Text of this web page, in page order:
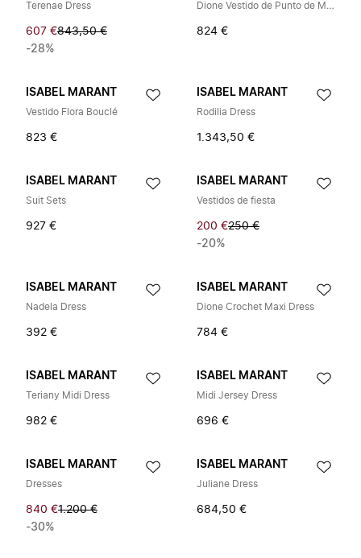
Terenae Dress
607 €843,50 €
-28%
Dione Vestido de Punto de Manga Larga
824 €
ISABEL MARANT
Vestido Flora Bouclé
823 €
ISABEL MARANT
Rodilia Dress
1.343,50 €
ISABEL MARANT
Suit Sets
927 €
ISABEL MARANT
Vestidos de fiesta
200 €250 €
-20%
ISABEL MARANT
Nadela Dress
392 €
ISABEL MARANT
Dione Crochet Maxi Dress
784 €
ISABEL MARANT
Teriany Midi Dress
982 €
ISABEL MARANT
Midi Jersey Dress
696 €
ISABEL MARANT
Dresses
840 €1.200 €
-30%
ISABEL MARANT
Juliane Dress
684,50 €